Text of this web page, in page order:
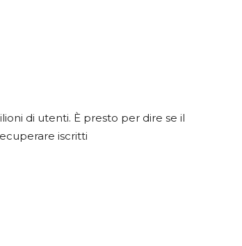
di utenti. È presto per dire se il
iscritti